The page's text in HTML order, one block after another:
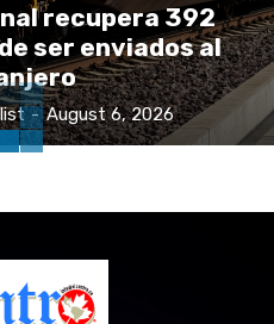
recupera 392
ser enviados al
- August 6, 2026